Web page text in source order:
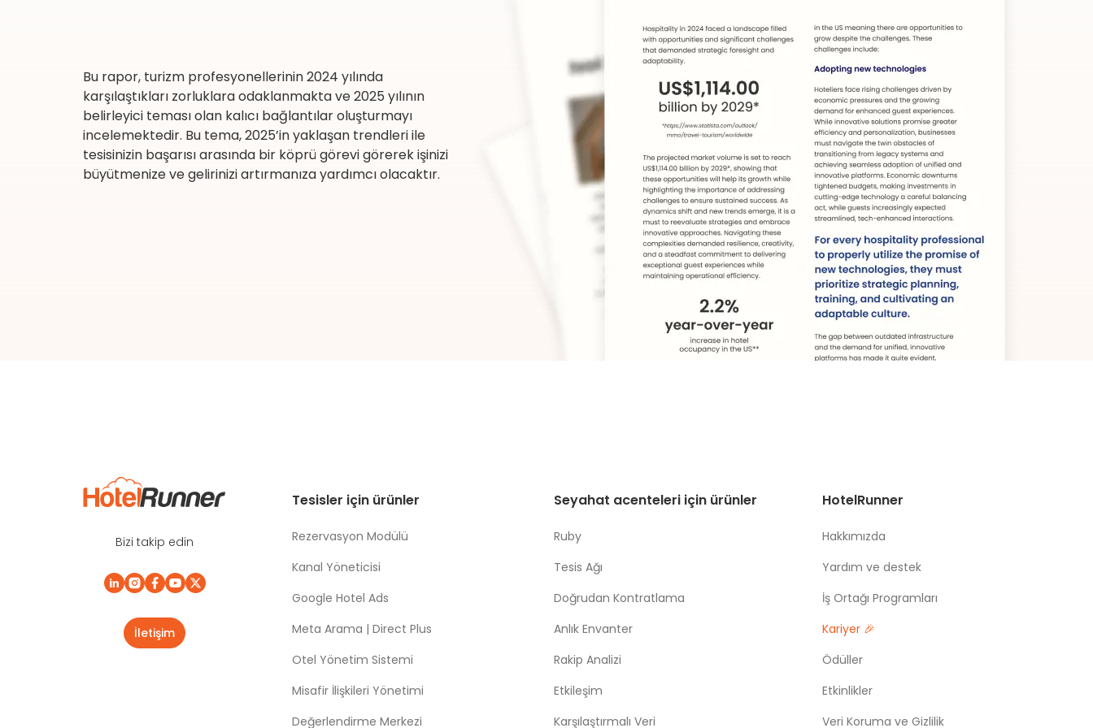
Bu rapor, turizm profesyonellerinin 2024 yılında
karşılaştıkları zorluklara odaklanmakta ve 2025 yılının
belirleyici teması olan kalıcı bağlantılar oluşturmayı
incelemektedir. Bu tema, 2025’in yaklaşan trendleri ile
tesisinizin başarısı arasında bir köprü görevi görerek işinizi
büyütmenize ve gelirinizi artırmanıza yardımcı olacaktır.
Bizi takip edin
İletişim
Tesisler için ürünler
Rezervasyon Modülü
Kanal Yöneticisi
Google Hotel Ads
Meta Arama | Direct Plus
Otel Yönetim Sistemi
Misafir İlişkileri Yönetimi
Değerlendirme Merkezi
Seyahat acenteleri için ürünler
Ruby
Tesis Ağı
Doğrudan Kontratlama
Anlık Envanter
Rakip Analizi
Etkileşim
Karşılaştırmalı Veri
HotelRunner
Hakkımızda
Yardım ve destek
İş Ortağı Programları
Kariyer 🎉
Ödüller
Etkinlikler
Veri Koruma ve Gizlilik